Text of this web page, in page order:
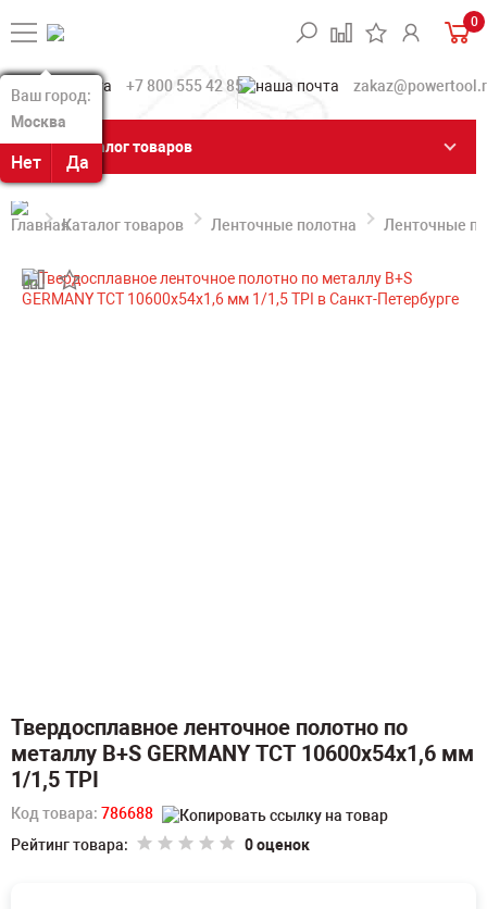
Ваш город:
Москва
Нет Да
Ваш город:
Москва
Нет Да
0
+7 800 555 42 85
Каталог товаров
Каталог товаров Ленточные полотна Ленточные
Твердосплавное ленточное полотно по
металлу B+S GERMANY TCT 10600х54х1,6 мм
1/1,5 TPI
Код товара: 786688
Рейтинг товара:
0 оценок